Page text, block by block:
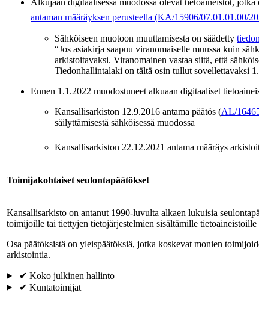
Alkujaan digitaalisessa muodossa olevat tietoaineistot,
antaman määräyksen perusteella (KA/15906/07.01.01.00/
Sähköiseen muotoon muuttamisesta on säädetty
“Jos asiakirja saapuu viranomaiselle muussa kuin
arkistoitavaksi. Viranomainen vastaa siitä, että
Tiedonhallintalaki on tältä osin tullut sovellettavaksi
Ennen 1.1.2022 muodostuneet alkuaan digitaaliset
Kansallisarkiston 12.9.2016 antama päätös (AL/
säilyttämisestä sähköisessä muodossa
Kansallisarkiston 22.12.2021 antama määräys
Toimijakohtaiset seulontapäätökset
Kansallisarkisto on antanut 1990-luvulta alkaen lukuisia
toimijoille tai tiettyjen tietojärjestelmien sisältämille tietoaineistoille
Osa päätöksistä on yleispäätöksiä, jotka koskevat monien
arkistointia.
✔ Koko julkinen hallinto
✔ Kuntatoimijat